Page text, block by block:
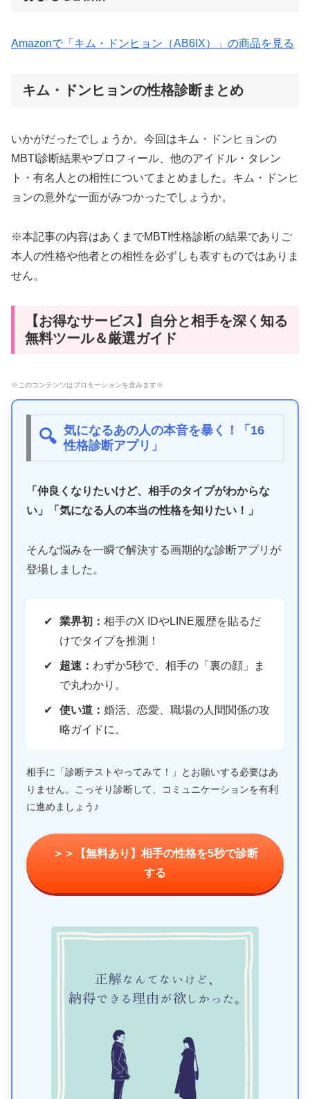
Amazonで「キム・ドンヒョン（AB6IX）」の商品を見る
キム・ドンヒョンの性格診断まとめ
いかがだったでしょうか。今回はキム・ドンヒョンの
MBTI診断結果やプロフィール、他のアイドル・タレン
ト・有名人との相性についてまとめました。キム・ドンヒ
ョンの意外な一面がみつかったでしょうか。
※本記事の内容はあくまでMBTI性格診断の結果でありご
本人の性格や他者との相性を必ずしも表すものではありま
せん。
【お得なサービス】自分と相手を深く知る
無料ツール＆厳選ガイド
※このコンテンツはプロモーションを含みます※
🔍 気になるあの人の本音を暴く！「16
性格診断アプリ」
「仲良くなりたいけど、相手のタイプがわからな
い」「気になる人の本当の性格を知りたい！」
そんな悩みを一瞬で解決する画期的な診断アプリが
登場しました。
業界初：相手のX IDやLINE履歴を貼るだ
けでタイプを推測！
超速： わずか5秒で、相手の「裏の顔」ま
で丸わかり。
使い道：婚活、恋愛、職場の人間関係の攻
略ガイドに。
相手に「診断テストやってみて！」とお願いする必要はあ
りません。こっそり診断して、コミュニケーションを有利
に進めましょう♪
＞＞【無料あり】相手の性格を5秒で診断
する